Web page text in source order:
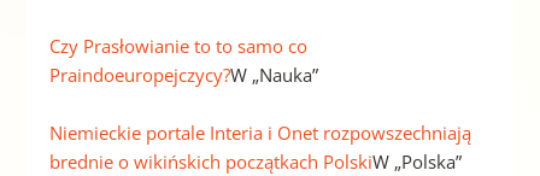
Czy Prasłowianie to to samo co
Praindoeuropejczycy?W „Nauka”
Niemieckie portale Interia i Onet rozpowszechniają
brednie o wikińskich początkach PolskiW „Polska”